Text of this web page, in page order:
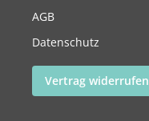
AGB
Datenschutz
Vertrag widerrufen